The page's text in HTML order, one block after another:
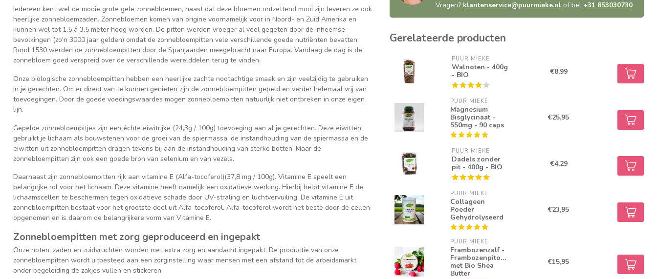
Iedereen kent wel de mooie grote gele zonnebloemen, naast dat deze bloemen ontzettend mooi zijn leveren ze ook
heerlijke zonnebloemzaden. Zonnebloemen komen van origine voornamelijk voor in Noord- en Zuid Amerika en
kunnen wel tot 1,5 á 3,5 meter hoog worden. De pitten werden vroeger al veel gegeten door de inheemse
bevolkingen (zo'n 3000 jaar gelden) omdat de zonnebloempitten vele verschillende goede nutriënten bevatten.
Rond 1530 werden de zonnebloempitten door de Spanjaarden meegebracht naar Europa. Vandaag de dag is de
zonnebloem goed verspreid over de verschillende werelddelen terug te vinden.
Onze biologische zonnebloempitten hebben een heerlijke zachte nootachtige smaak en zijn veelzijdig te gebruiken
in je gerechten. Om er direct van te kunnen genieten zijn de zonnebloempitten gepeld en verder helemaal vrij van
toevoegingen. Door de goede voedingswaardes mogen zonnebloempitten natuurlijk niet ontbreken in onze eigen
lijn.
Gepelde zonnebloempitjes zijn een échte eiwitrijke (24,3g / 100g) toevoeging aan al je gerechten. Deze eiwitten
gebruikt je lichaam als bouwstenen voor de groei van de spiermassa, de instandhouding van de spiermassa en de
eiwitten uit zonnebloempitten dragen tevens bij aan de instandhouding van sterke botten. Maar de
zonnebloempitten zijn ook een goede bron van selenium en van vezels.
Daarnaast zijn zonnebloempitten rijk aan vitamine E (Alfa-tocoferol)(37,8 mg / 100g). Vitamine E speelt een
belangrijke rol voor het lichaam. Deze vitamine heeft namelijk een oxidatieve werking. Hierbij helpt vitamine E de
lichaamscellen te beschermen tegen oxidatieve schade door UV-straling en luchtvervuiling. De vitamine E uit
zonnebloempitten bestaat voor het grootste deel uit Alfa-tocoferol. Alfa-tocoferol wordt het beste door de cellen
opgenomen en is daarom de belangrijkere vorm van Vitamine E.
Zonnebloempitten met zorg geproduceerd en ingepakt
Onze noten, zaden en zuidvruchten worden met extra zorg en aandacht ingepakt. De productie van onze
zonnebloempitten wordt uitbesteed aan een zorginstelling waar mensen met een afstand tot de arbeidsmarkt
onder begeleiding de zakjes vullen en stickeren.
Vragen? klantenservice@puurmieke.nl of bel +31 853030730
Gerelateerde producten
PUUR MIEKE
Walnoten - 400g
- BIO
€8,99
PUUR MIEKE
Magnesium
Bisglycinaat -
550mg - 90 caps
€25,95
PUUR MIEKE
Dadels zonder
pit - 400g - BIO
€4,29
PUUR MIEKE
Collageen
Poeder
Gehydrolyseerd
€23,95
PUUR MIEKE
Frambozenzalf -
Frambozenpitolie
met Bio Shea
Butter
€15,95